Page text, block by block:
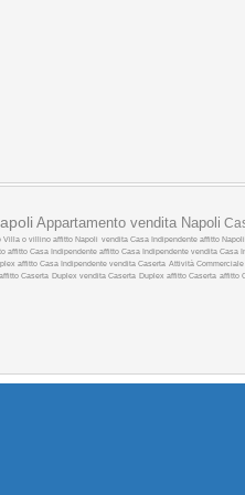
Appartamento vendita Napoli
Villa o villino affitto Napoli vendita Casa Indipendente affitto Napoli
affitto Casa Indipendente affitto Casa Indipendente vendita Casa
affitto Casa Indipendente vendita Caserta Attività
Caserta Duplex vendita Caserta Duplex affitto Caserta affitto